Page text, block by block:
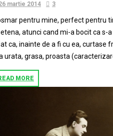
martie 2014 3
pentru mine, perfect pentru
atunci cand mi-a bocit ca s-
ca, inainte de a fi cu ea, curtase
urata, grasa, proasta
MORE